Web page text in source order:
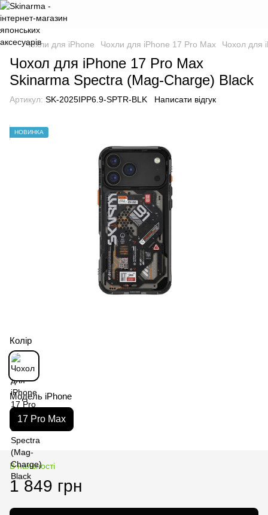
Чохли для iPhone Чохли для iPhone 17 Pro Max Чохол для
Чохол для iPhone 17 Pro Max
Skinarma Spectra (Mag-Charge) Black
Артикул: SK-2025IPP6.9-SPTR-BLK Написати відгук
НОВИНКА
Колір
Модель iPhone
17 Pro Max
В наявності
1 849 грн